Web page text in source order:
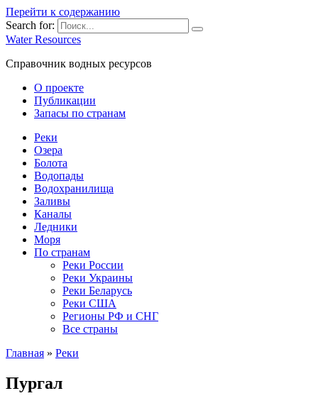
Перейти к содержанию
Search for:
Water Resources
Справочник водных ресурсов
О проекте
Публикации
Запасы по странам
Реки
Озера
Болота
Водопады
Водохранилища
Заливы
Каналы
Ледники
Моря
По странам
Реки России
Реки Украины
Реки Беларусь
Реки США
Регионы РФ и СНГ
Все страны
Главная » Реки
Пургал